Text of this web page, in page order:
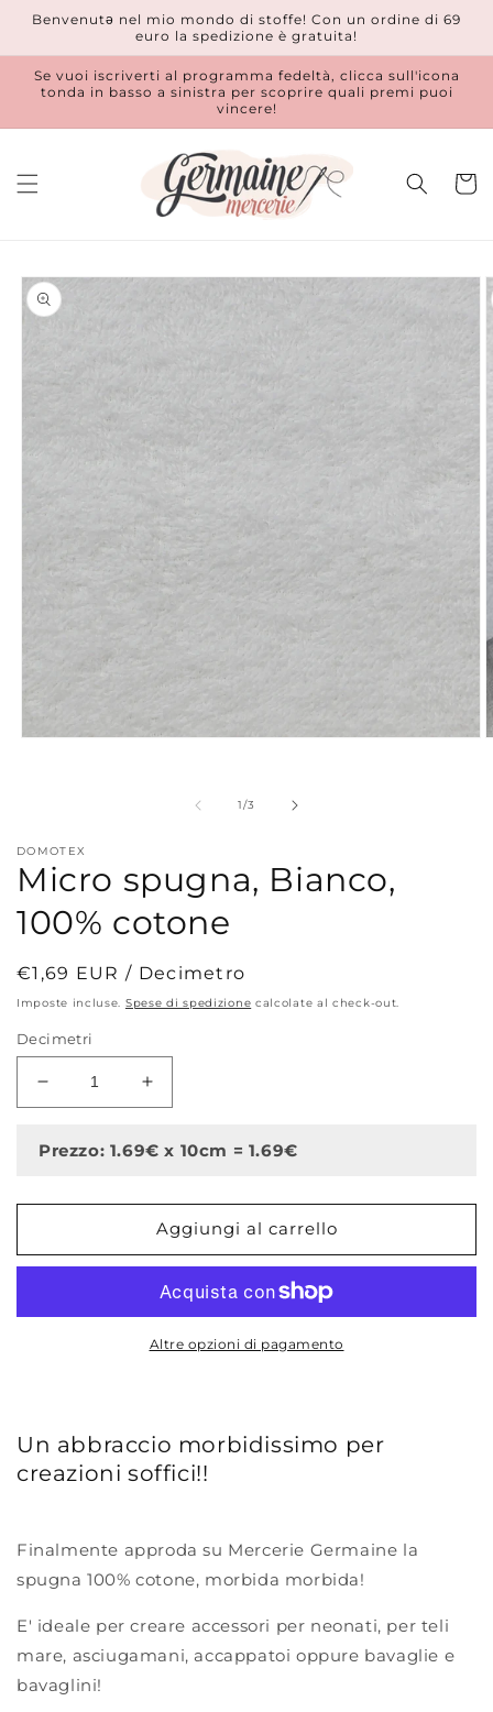
direttamente
Benvenutǝ nel mio mondo di stoffe! Con un ordine di 69
euro la spedizione è gratuita!
Se vuoi iscriverti al programma fedeltà, clicca sull'icona
tonda in basso a sinistra per scoprire quali premi puoi
vincere!
Passa alle
informazioni
sul prodotto
modale
1/su
3
DOMOTEX
Micro spugna, Bianco,
100% cotone
Prezzo
di
€1,69 EUR / Decimetro
Imposte incluse. Spese di spedizione calcolate al check-out.
Decimetri
Diminuisci
quantità
Micro
Bianco,
cotone
Aumenta
quantità
Micro
Bianco,
100%
cotone
Prezzo: 1.69€ x 10cm = 1.69€
Aggiungi al carrello
Altre opzioni di pagamento
Un abbraccio morbidissimo per
creazioni soffici!!
Finalmente approda su Mercerie Germaine la
spugna 100% cotone, morbida morbida!
E' ideale per creare accessori per neonati, per teli
mare, asciugamani, accappatoi oppure bavaglie e
bavaglini!